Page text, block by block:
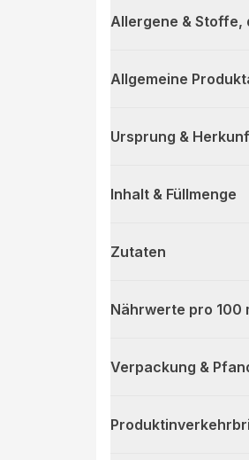
Allergene & Stoffe,
Allgemeine
Ursprung &
Inhalt & Füllmenge
Zutaten
Nährwerte pro 100
Verpackung &